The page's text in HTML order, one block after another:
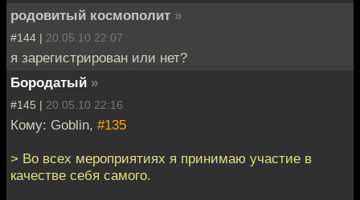
родовитый космополит »
#144 | 20.05.10 22:07
я зарегистрирован или нет?
Бородатый »
#145 | 20.05.10 22:16
Кому: Goblin, #135
> Во всех мероприятиях я принимаю участие в
качестве себя самого.